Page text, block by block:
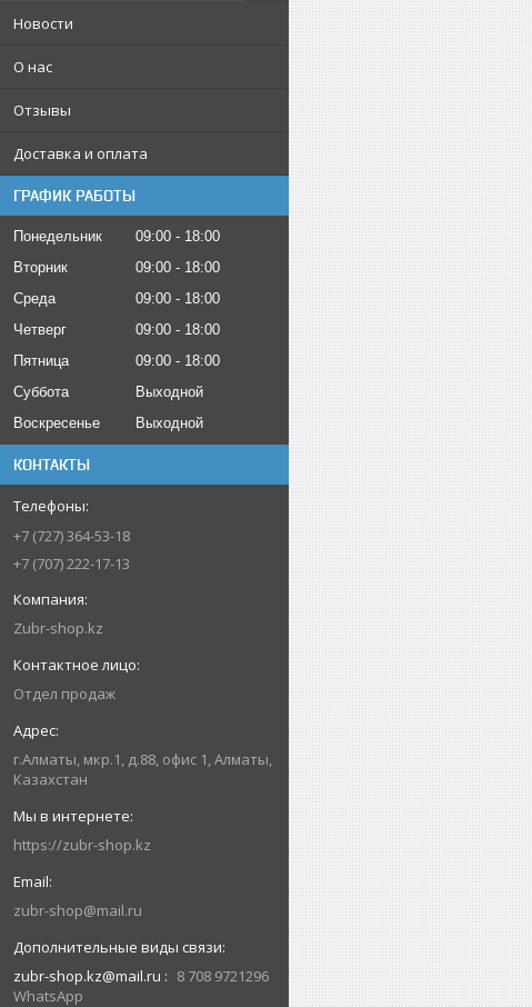
Новости
О нас
Отзывы
Доставка и оплата
ГРАФИК РАБОТЫ
Понедельник 09:00
18:00
Вторник
09:00
18:00
Среда
09:00
18:00
Четверг
09:00
18:00
Пятница
09:00
18:00
Суббота
Выходной
Воскресенье
Выходной
КОНТАКТЫ
+7 (727) 364-53-18
+7 (707) 222-17-13
Zubr-shop.kz
Отдел продаж
г.Алматы, мкр.1, д.88, офис 1, Алматы,
Казахстан
https://zubr-shop.kz
zubr-shop@mail.ru
zubr-shop.kz@mail.ru
8 708 9721296
WhatsApp